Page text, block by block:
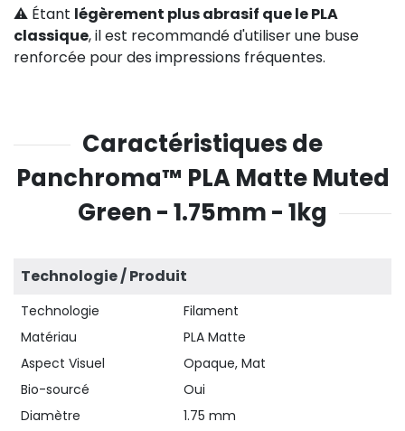
⚠️ Étant légèrement plus abrasif que le PLA
classique, il est recommandé d'utiliser une buse
renforcée pour des impressions fréquentes.
Caractéristiques de
Panchroma™ PLA Matte Muted
Green - 1.75mm - 1kg
Technologie / Produit
Technologie
Filament
Matériau
PLA Matte
Aspect Visuel
Opaque, Mat
Bio-sourcé
Oui
Diamètre
1.75 mm